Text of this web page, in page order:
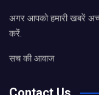
अगर आपको हमारी खबरें
करें.
सच की आवाज